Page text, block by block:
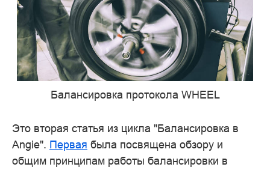
Балансировка протокола WHEEL
Это вторая статья из цикла "Балансировка в
Angie". Первая была посвящена обзору и
общим принципам работы балансировки в